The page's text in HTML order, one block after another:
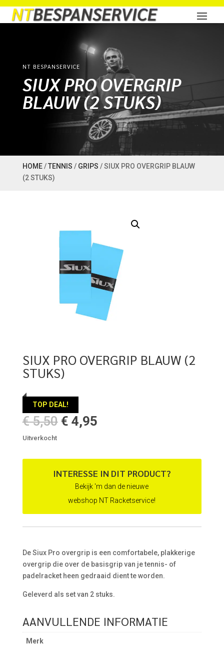
NT BESPANSERVICE
SIUX PRO OVERGRIP
BLAUW (2 STUKS)
HOME/TENNIS / GRIPS / SIUX PRO OVERGRIP BLAUW
(2 STUKS)
SIUX PRO OVERGRIP BLAUW (2
STUKS)
TOP DEAL!
€5,50 Oorspronkelijke
prijs
€ 5,50.
€ 4,95Huidige
€ 4,95.
Uitverkocht
INTERESSE IN DIT PRODUCT?
Bekijk 'm dan de nieuwe
webshop NT Racketservice!
De Siux Pro overgrip is een comfortabele, plakkerige
overgrip die over de basisgrip van je tennis- of
padelracket heen gedraaid dient te worden.
Geleverd als set van 2 stuks.
AANVULLENDE INFORMATIE
Merk